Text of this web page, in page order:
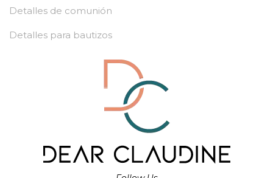
Detalles de comunión
Detalles para bautizos